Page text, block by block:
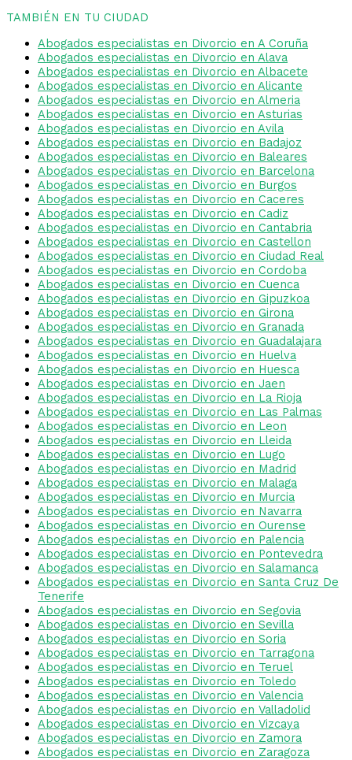
TAMBIÉN EN TU CIUDAD
Abogados especialistas en Divorcio en A Coruña
Abogados especialistas en Divorcio en Alava
Abogados especialistas en Divorcio en Albacete
Abogados especialistas en Divorcio en Alicante
Abogados especialistas en Divorcio en Almeria
Abogados especialistas en Divorcio en Asturias
Abogados especialistas en Divorcio en Avila
Abogados especialistas en Divorcio en Badajoz
Abogados especialistas en Divorcio en Baleares
Abogados especialistas en Divorcio en Barcelona
Abogados especialistas en Divorcio en Burgos
Abogados especialistas en Divorcio en Caceres
Abogados especialistas en Divorcio en Cadiz
Abogados especialistas en Divorcio en Cantabria
Abogados especialistas en Divorcio en Castellon
Abogados especialistas en Divorcio en Ciudad Real
Abogados especialistas en Divorcio en Cordoba
Abogados especialistas en Divorcio en Cuenca
Abogados especialistas en Divorcio en Gipuzkoa
Abogados especialistas en Divorcio en Girona
Abogados especialistas en Divorcio en Granada
Abogados especialistas en Divorcio en Guadalajara
Abogados especialistas en Divorcio en Huelva
Abogados especialistas en Divorcio en Huesca
Abogados especialistas en Divorcio en Jaen
Abogados especialistas en Divorcio en La Rioja
Abogados especialistas en Divorcio en Las Palmas
Abogados especialistas en Divorcio en Leon
Abogados especialistas en Divorcio en Lleida
Abogados especialistas en Divorcio en Lugo
Abogados especialistas en Divorcio en Madrid
Abogados especialistas en Divorcio en Malaga
Abogados especialistas en Divorcio en Murcia
Abogados especialistas en Divorcio en Navarra
Abogados especialistas en Divorcio en Ourense
Abogados especialistas en Divorcio en Palencia
Abogados especialistas en Divorcio en Pontevedra
Abogados especialistas en Divorcio en Salamanca
Abogados especialistas en Divorcio en Santa Cruz De
Tenerife
Abogados especialistas en Divorcio en Segovia
Abogados especialistas en Divorcio en Sevilla
Abogados especialistas en Divorcio en Soria
Abogados especialistas en Divorcio en Tarragona
Abogados especialistas en Divorcio en Teruel
Abogados especialistas en Divorcio en Toledo
Abogados especialistas en Divorcio en Valencia
Abogados especialistas en Divorcio en Valladolid
Abogados especialistas en Divorcio en Vizcaya
Abogados especialistas en Divorcio en Zamora
Abogados especialistas en Divorcio en Zaragoza